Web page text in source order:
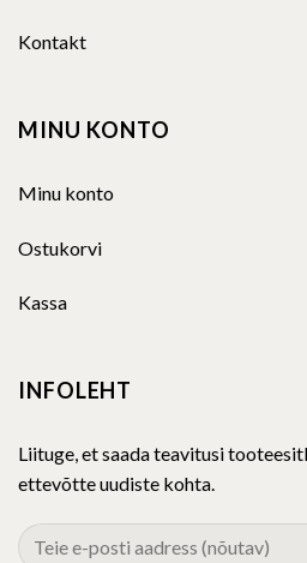
Kontakt
MINU KONTO
Minu konto
Ostukorvi
Kassa
INFOLEHT
Liituge, et saada teavitusi
ettevõtte uudiste kohta.